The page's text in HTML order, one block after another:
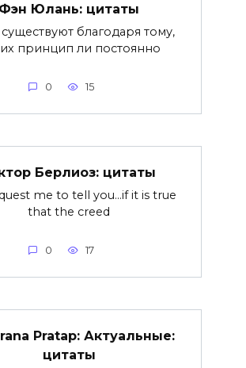
Фэн Юлань: цитаты
благодаря тому,
принцип ли постоянно
0 15
Берлиоз: цитаты
me to tell you…if it is true
that the creed
0 17
Pratap: Актуальные:
цитаты